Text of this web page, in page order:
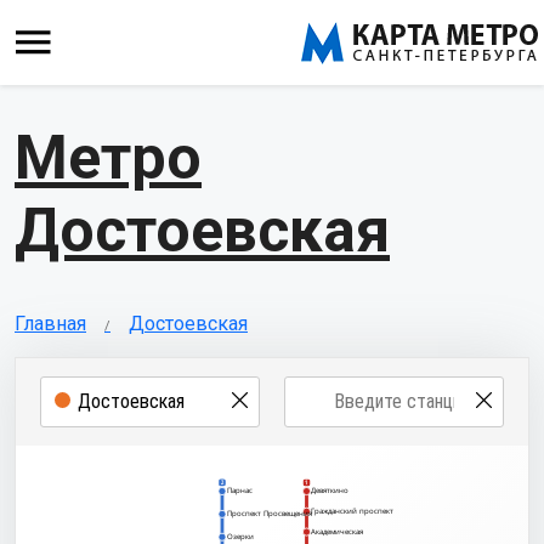
Метро
Достоевская
Главная Достоевская
2 1
Озерки
Проспект Просвещения
Парнас
Академическая
Гражданский проспект
Девяткино